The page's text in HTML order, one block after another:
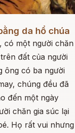
da hổ chúa
có một người chăn
đất của người
ông có ba người
chúng đều đã
đến một ngày
chăn gia súc lại
Họ rất vui nhưng